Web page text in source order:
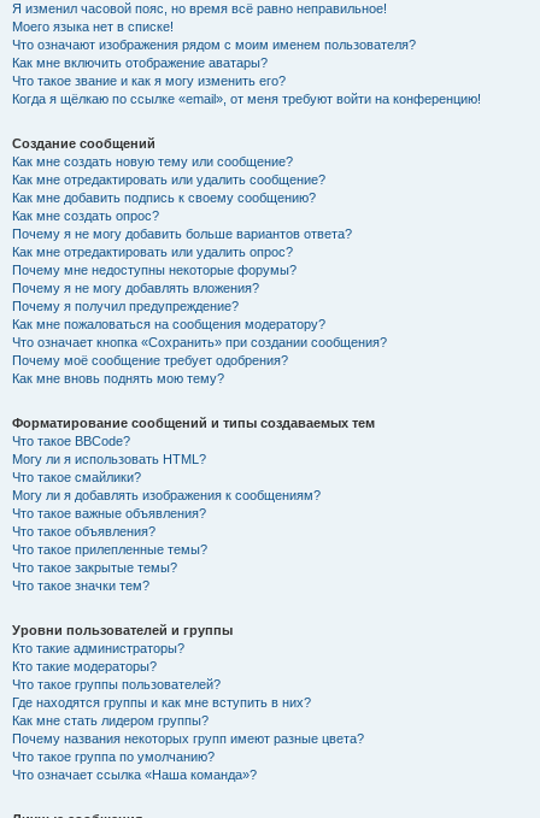
Я изменил часовой пояс, но время всё равно неправильное!
Моего языка нет в списке!
Что означают изображения рядом с моим именем пользователя?
Как мне включить отображение аватары?
Что такое звание и как я могу изменить его?
Когда я щёлкаю по ссылке «email», от меня требуют войти на конференцию!
Создание сообщений
Как мне создать новую тему или сообщение?
Как мне отредактировать или удалить сообщение?
Как мне добавить подпись к своему сообщению?
Как мне создать опрос?
Почему я не могу добавить больше вариантов ответа?
Как мне отредактировать или удалить опрос?
Почему мне недоступны некоторые форумы?
Почему я не могу добавлять вложения?
Почему я получил предупреждение?
Как мне пожаловаться на сообщения модератору?
Что означает кнопка «Сохранить» при создании сообщения?
Почему моё сообщение требует одобрения?
Как мне вновь поднять мою тему?
Форматирование сообщений и типы создаваемых тем
Что такое BBCode?
Могу ли я использовать HTML?
Что такое смайлики?
Могу ли я добавлять изображения к сообщениям?
Что такое важные объявления?
Что такое объявления?
Что такое прилепленные темы?
Что такое закрытые темы?
Что такое значки тем?
Уровни пользователей и группы
Кто такие администраторы?
Кто такие модераторы?
Что такое группы пользователей?
Где находятся группы и как мне вступить в них?
Как мне стать лидером группы?
Почему названия некоторых групп имеют разные цвета?
Что такое группа по умолчанию?
Что означает ссылка «Наша команда»?